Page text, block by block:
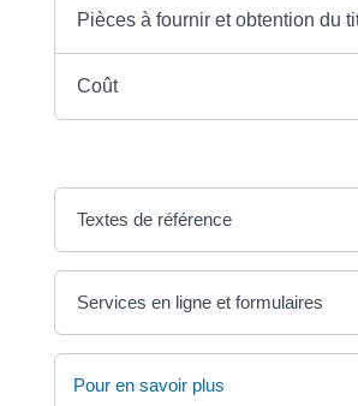
Pièces à fournir et obtention du
Coût
Textes de référence
Services en ligne et formulaires
Pour en savoir plus